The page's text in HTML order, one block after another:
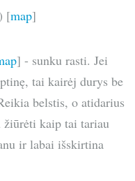
[map]
] - sunku rasti. Jei
tai kairėj durys be
belstis, o atidarius
kaip tai tariau
ir labai išskirtina